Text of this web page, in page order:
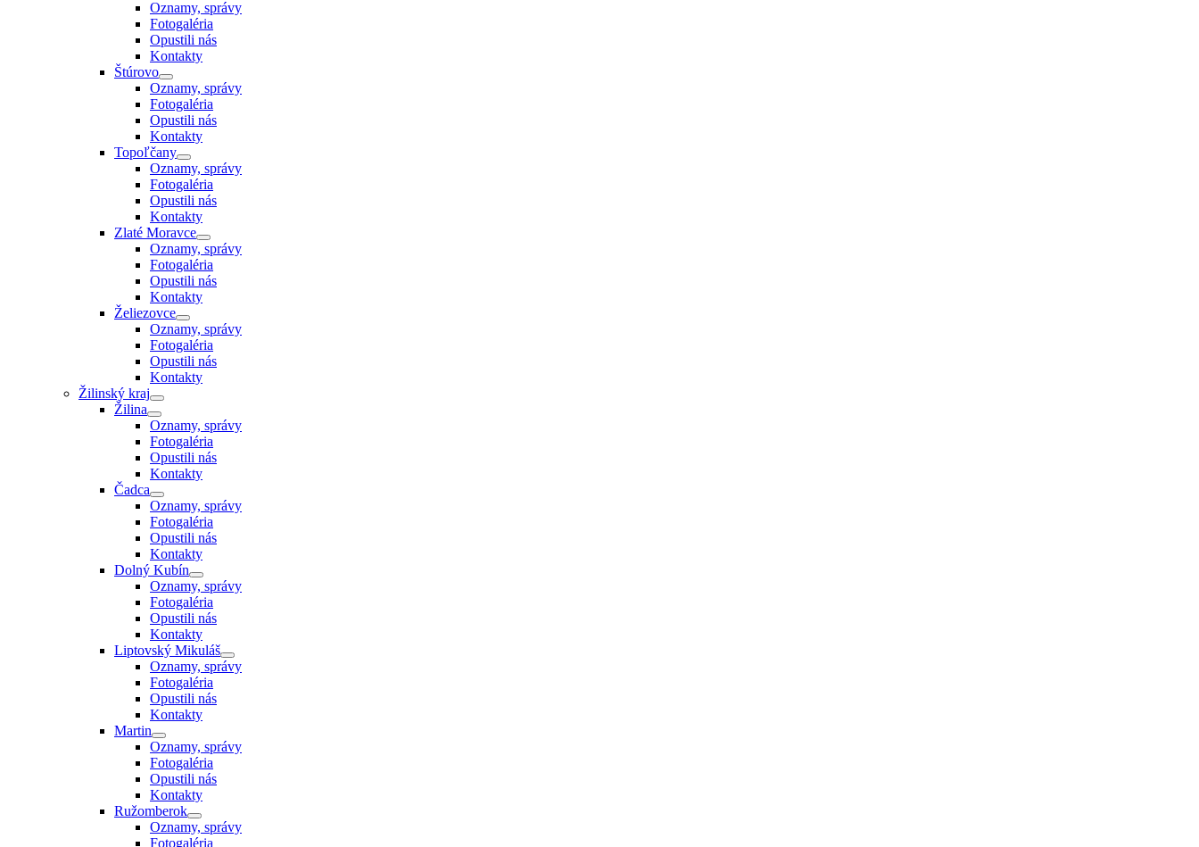
Oznamy, správy
Fotogaléria
Opustili nás
Kontakty
Štúrovo
Oznamy, správy
Fotogaléria
Opustili nás
Kontakty
Topoľčany
Oznamy, správy
Fotogaléria
Opustili nás
Kontakty
Zlaté Moravce
Oznamy, správy
Fotogaléria
Opustili nás
Kontakty
Želiezovce
Oznamy, správy
Fotogaléria
Opustili nás
Kontakty
Žilinský kraj
Žilina
Oznamy, správy
Fotogaléria
Opustili nás
Kontakty
Čadca
Oznamy, správy
Fotogaléria
Opustili nás
Kontakty
Dolný Kubín
Oznamy, správy
Fotogaléria
Opustili nás
Kontakty
Liptovský Mikuláš
Oznamy, správy
Fotogaléria
Opustili nás
Kontakty
Martin
Oznamy, správy
Fotogaléria
Opustili nás
Kontakty
Ružomberok
Oznamy, správy
Fotogaléria